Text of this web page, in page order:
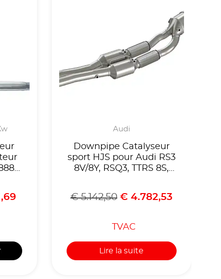
Audi
Downpipe Catalyseur
sport HJS pour Audi RS3
8V/8Y, RSQ3, TTRS 8S,
CE-référence 90821170
€5.142,50 €4.782,53
TVAC
Lire la suite